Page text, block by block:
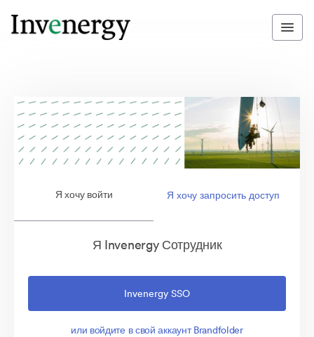
Я хочу войти Я хочу запросить доступ
Я Invenergy Сотрудник
Invenergy SSO
или войдите в свой аккаунт Brandfolder